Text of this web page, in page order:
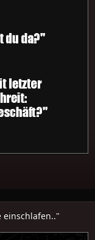
einschlafen.."